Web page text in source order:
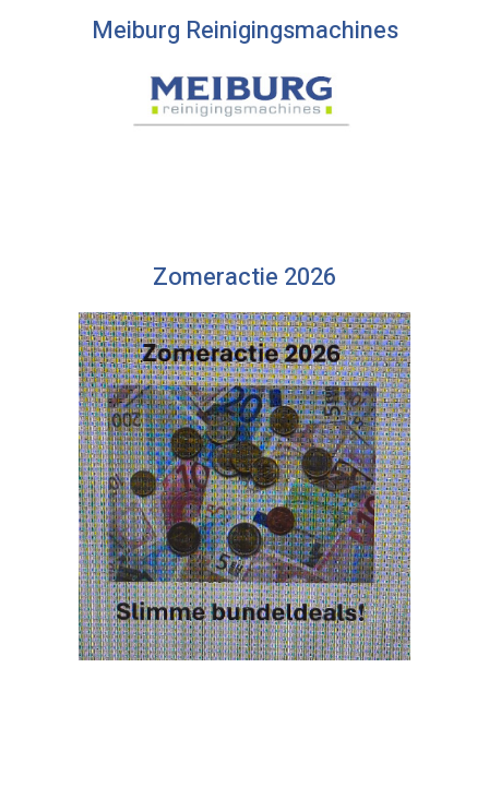
Meiburg Reinigingsmachines
Zomeractie 2026